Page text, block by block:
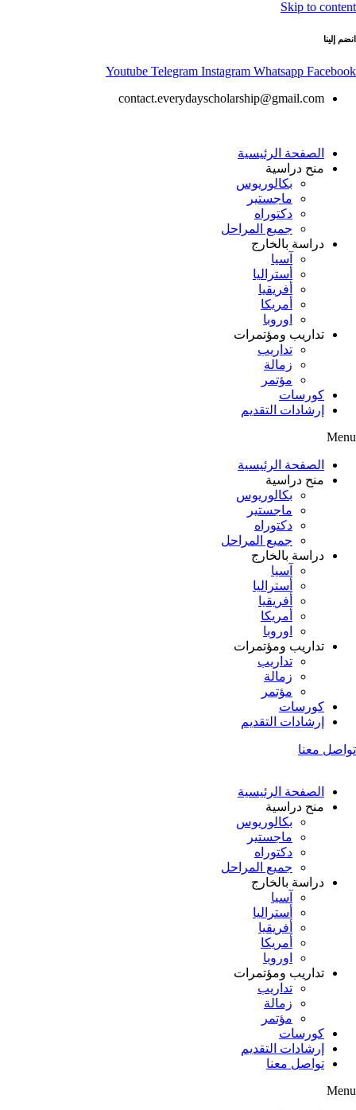
Skip to content
انضم إلينا
Youtube Telegram Instagram Whatsapp Facebook
contact.everydayscholarship@gmail.com
الصفحة الرئيسية
منح دراسية
بكالوريوس
ماجستير
دكتوراه
جميع المراحل
دراسة بالخارج
آسيا
أستراليا
أفريقيا
أمريكا
اوروبا
تداريب ومؤتمرات
تداريب
زمالة
مؤتمر
كورسات
إرشادات التقديم
Menu
الصفحة الرئيسية
منح دراسية
بكالوريوس
ماجستير
دكتوراه
جميع المراحل
دراسة بالخارج
آسيا
أستراليا
أفريقيا
أمريكا
اوروبا
تداريب ومؤتمرات
تداريب
زمالة
مؤتمر
كورسات
إرشادات التقديم
تواصل معنا
الصفحة الرئيسية
منح دراسية
بكالوريوس
ماجستير
دكتوراه
جميع المراحل
دراسة بالخارج
آسيا
أستراليا
أفريقيا
أمريكا
اوروبا
تداريب ومؤتمرات
تداريب
زمالة
مؤتمر
كورسات
إرشادات التقديم
تواصل معنا
Menu